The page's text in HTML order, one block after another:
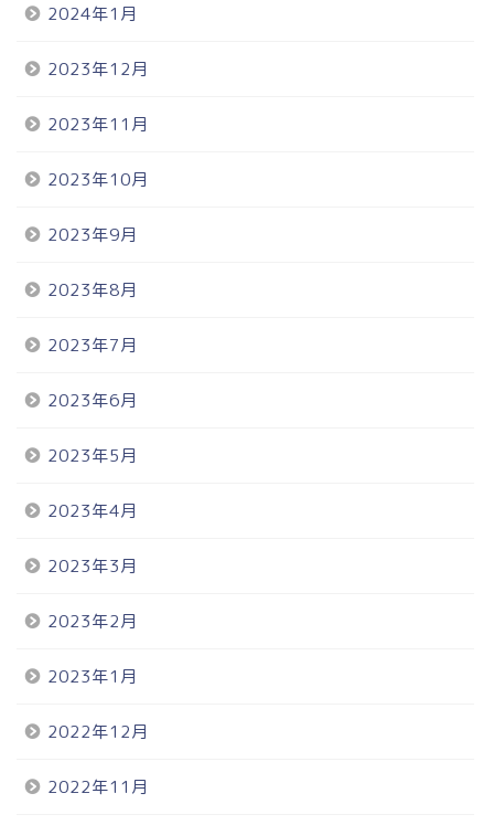
2024年1月
2023年12月
2023年11月
2023年10月
2023年9月
2023年8月
2023年7月
2023年6月
2023年5月
2023年4月
2023年3月
2023年2月
2023年1月
2022年12月
2022年11月